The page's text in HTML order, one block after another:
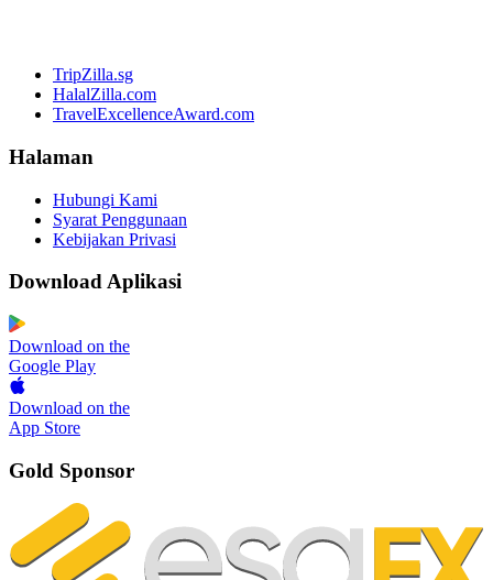
TripZilla.sg
HalalZilla.com
TravelExcellenceAward.com
Halaman
Hubungi Kami
Syarat Penggunaan
Kebijakan Privasi
Download Aplikasi
Download on the
Google Play
Download on the
App Store
Gold Sponsor